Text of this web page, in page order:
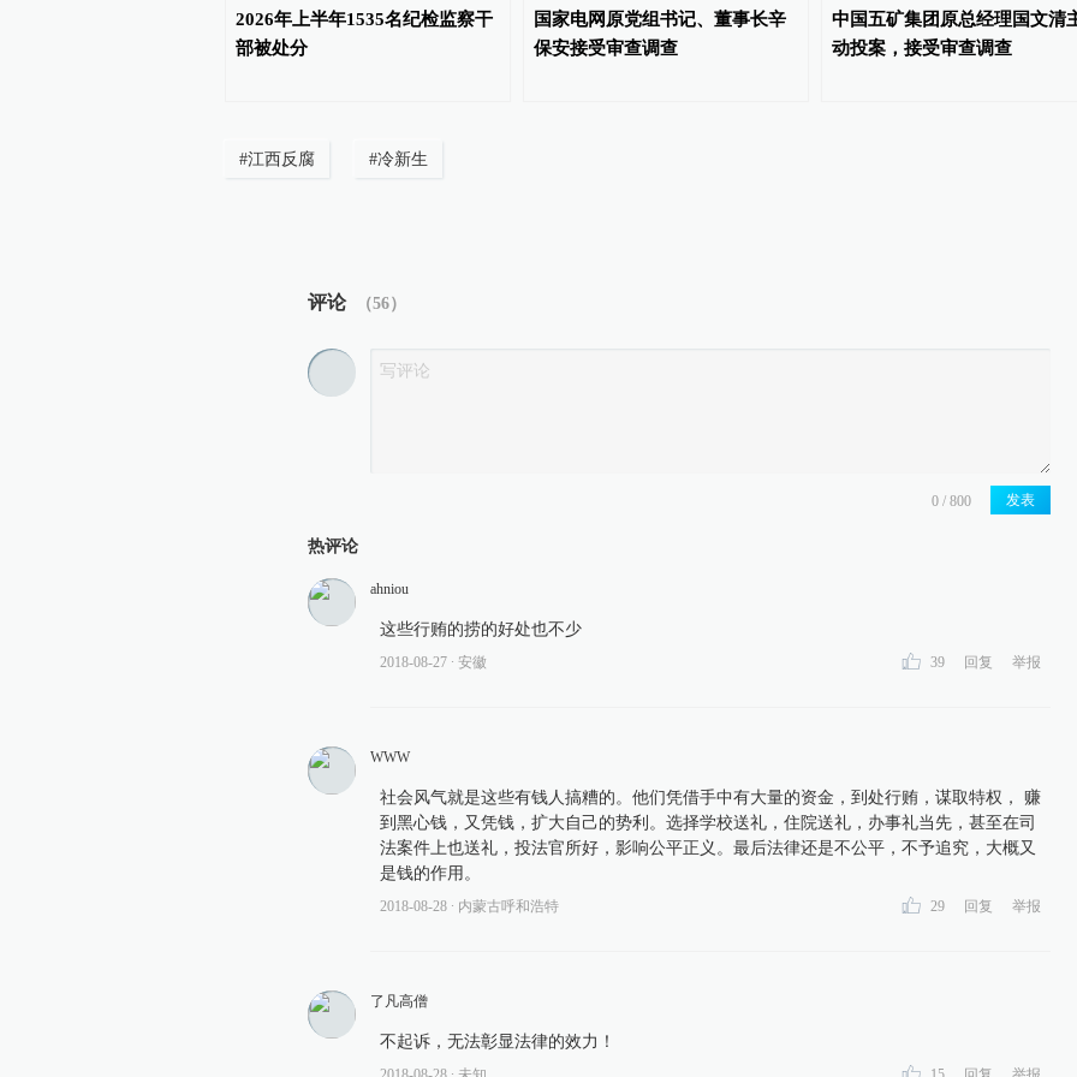
2026年上半年1535名纪检监察干
部被处分
国家电网原党组书记、董事长辛
保安接受审查调查
中国五矿集团原总经理国文清
动投案，接受审查调查
#江西反腐 #冷新生
评论 （56）
发表
热评论
ahniou
这些行贿的捞的好处也不少
2018-08-27 ∙ 安徽 39 回复 举报
WWW
社会风气就是这些有钱人搞糟的。他们凭借手中有大量的资金，到处行贿，谋取特权， 赚
到黑心钱，又凭钱，扩大自己的势利。选择学校送礼，住院送礼，办事礼当先，甚至在司
法案件上也送礼，投法官所好，影响公平正义。最后法律还是不公平，不予追究，大概又
是钱的作用。
2018-08-28 ∙ 内蒙古呼和浩特 29 回复 举报
了凡高僧
不起诉，无法彰显法律的效力！